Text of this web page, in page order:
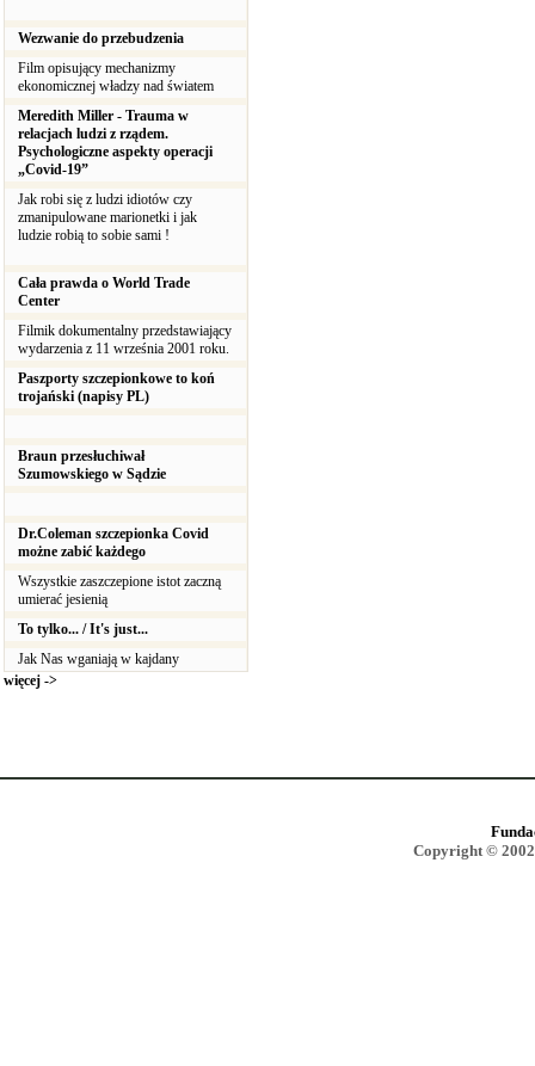
Wezwanie do przebudzenia
Film opisujący mechanizmy
ekonomicznej władzy nad światem
Meredith Miller - Trauma w
relacjach ludzi z rządem.
Psychologiczne aspekty operacji
„Covid-19”
Jak robi się z ludzi idiotów czy
zmanipulowane marionetki i jak
ludzie robią to sobie sami !
Cała prawda o World Trade
Center
Filmik dokumentalny przedstawiający
wydarzenia z 11 września 2001 roku.
Paszporty szczepionkowe to koń
trojański (napisy PL)
Braun przesłuchiwał
Szumowskiego w Sądzie
Dr.Coleman szczepionka Covid
możne zabić każdego
Wszystkie zaszczepione istot zaczną
umierać jesienią
To tylko... / It's just...
Jak Nas wganiają w kajdany
więcej ->
Copyright ©